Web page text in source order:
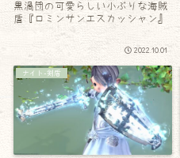
黒渦団の可愛らしい小ぶりな海賊
盾『ロミンサンエスカッシャン』
2022.10.01
ナイト-剣盾